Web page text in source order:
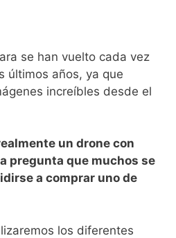
se ⁤han⁣ vuelto cada vez
últimos años, ya que
increíbles desde el
un⁤ drone con
⁢pregunta que muchos ‍se
a ⁢comprar uno de
los diferentes